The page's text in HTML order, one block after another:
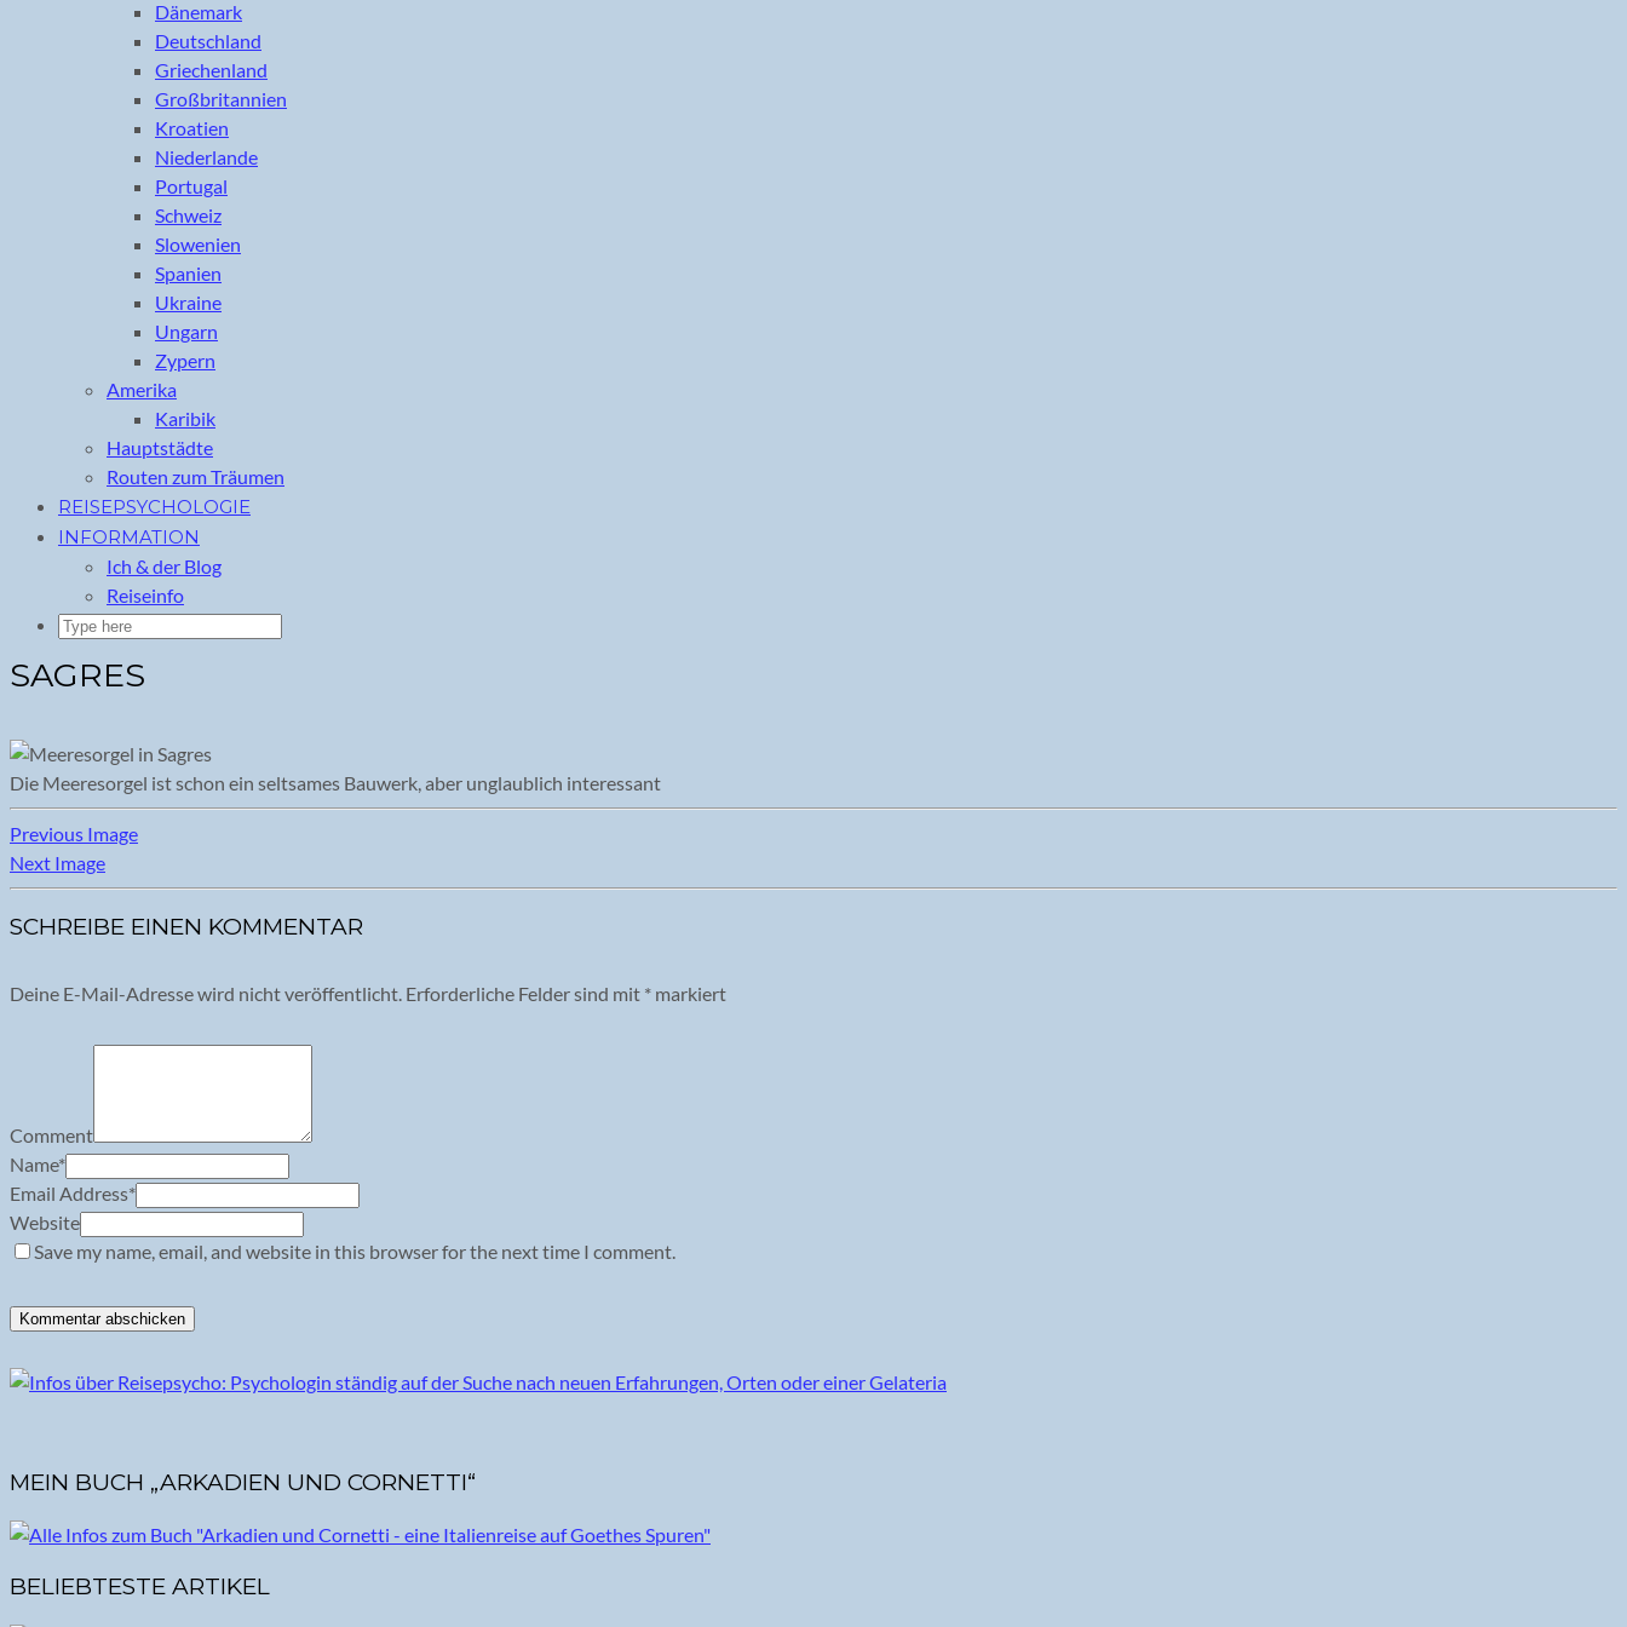
Dänemark
Deutschland
Griechenland
Großbritannien
Kroatien
Niederlande
Portugal
Schweiz
Slowenien
Spanien
Ukraine
Ungarn
Zypern
Amerika
Karibik
Hauptstädte
Routen zum Träumen
REISEPSYCHOLOGIE
INFORMATION
Ich & der Blog
Reiseinfo
SAGRES
Die Meeresorgel ist schon ein seltsames Bauwerk, aber unglaublich interessant
Previous Image
Next Image
SCHREIBE EINEN KOMMENTAR
Deine E-Mail-Adresse wird nicht veröffentlicht. Erforderliche Felder sind mit * markiert
Comment
Name*
Email Address*
Website
Save my name, email, and website in this browser for the next time I comment.
MEIN BUCH „ARKADIEN UND CORNETTI“
BELIEBTESTE ARTIKEL